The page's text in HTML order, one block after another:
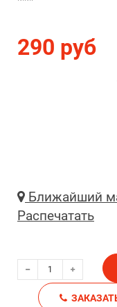
290 руб
Ближайший
Распечатать